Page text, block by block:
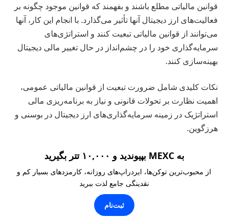
قوانین مالیاتی مطلع باشند و بفهمند که قوانین موجود چگونه بر
فعالیت‌های ارز دیجیتال آنها تأثیر می‌گذارد. با انجام این کار، آنها
می‌توانند از قوانین مالیاتی تبعیت کنند و استراتژی‌های
سرمایه‌گذاری خود را در چشم‌انداز در حال تغییر مالی دیجیتال
بهینه‌سازی کنند.
نکات کلیدی شامل ضرورت تبعیت از قوانین مالیاتی عمومی،
اهمیت نظارت بر تحولات قانونی و نیاز به برنامه‌ریزی مالی
استراتژیک در زمینه سرمایه‌گذاری‌های ارز دیجیتال در بوسنی و
هرزگوین.
به MEXC بپیوندید و ۱۰,۰۰۰ تتر بگیرید
از محبوب‌ترین توکن‌ها، ایردراپ‌های روزانه، کارمزدهای بسیار کم و
نقدینگی جامع لذت ببرید
ثبت‌نام